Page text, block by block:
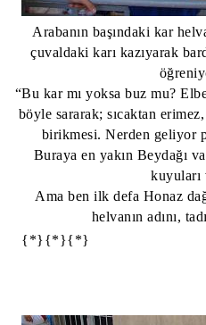
Arabanın başındaki kar
çuvaldaki karı kazıyarak
“Bu kar mı yoksa buz mu?
böyle sararak; sıcaktan
birikmesi. Nerden geliyor
Buraya en yakın Beydağı
kuyuları
Ama ben ilk defa Honaz
helvanın adını,
{*}{*}{*}